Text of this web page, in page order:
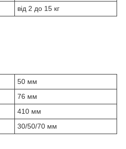
від 2 до 15 кг
50 мм
76 мм
410 мм
30/50/70 мм